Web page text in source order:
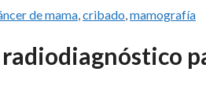
de mama cribado mamografía